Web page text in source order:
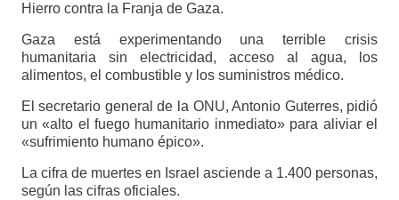
Hierro contra la Franja de Gaza.
Gaza está experimentando una terrible crisis
humanitaria sin electricidad, acceso al agua, los
alimentos, el combustible y los suministros médico.
El secretario general de la ONU, Antonio Guterres, pidió
un «alto el fuego humanitario inmediato» para aliviar el
«sufrimiento humano épico».
La cifra de muertes en Israel asciende a 1.400 personas,
según las cifras oficiales.